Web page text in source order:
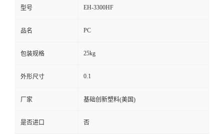
型号 EH-3300HF
品名 PC
包装规格 25kg
外形尺寸 0.1
厂家 基础创新塑料(美国)
是否进口 否